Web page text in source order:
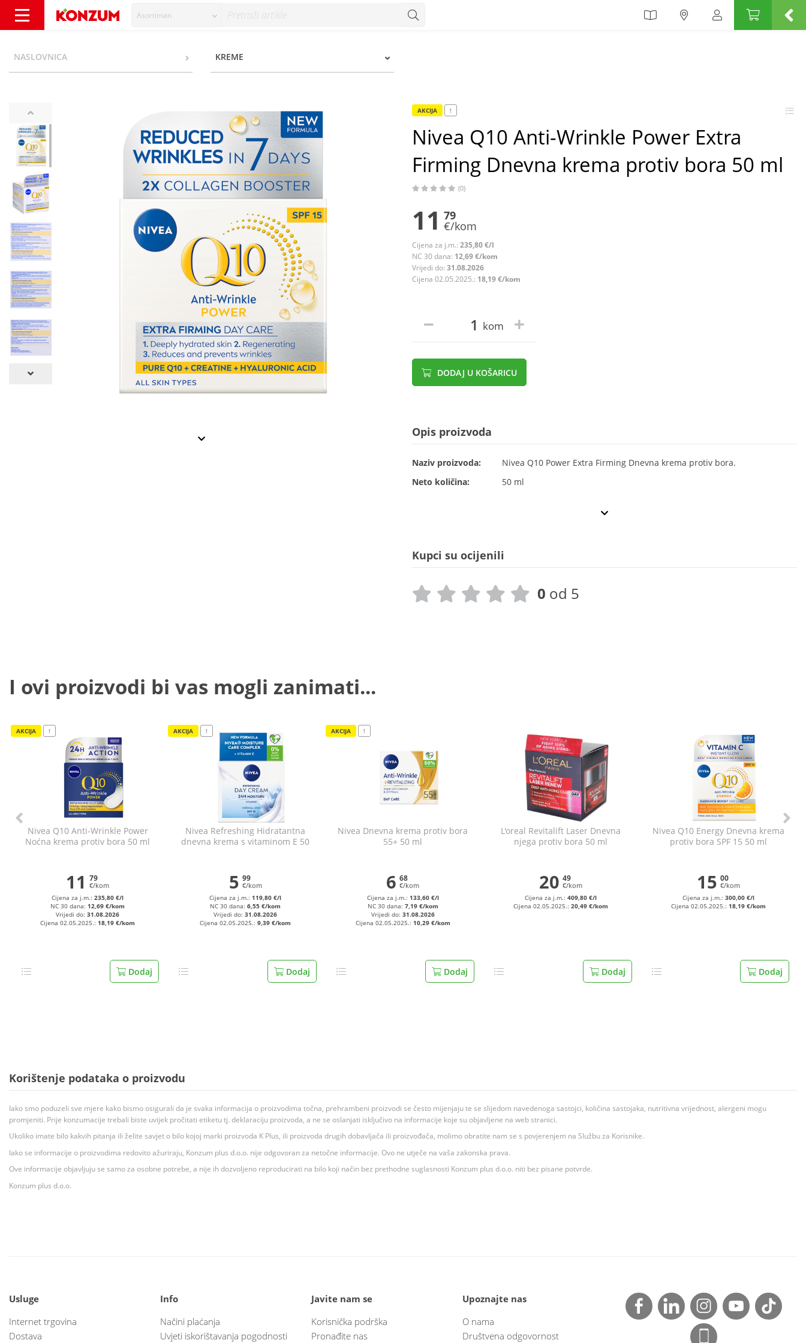
Asortiman
NASLOVNICA KREME
AKCIJA !
Nivea Q10 Anti-Wrinkle Power Extra
Firming Dnevna krema protiv bora 50 ml
(0)
11 79
€/kom
Cijena za j.m.: 235,80 €/l
NC 30 dana: 12,69 €/kom
Vrijedi do: 31.08.2026
Cijena 02.05.2025.: 18,19 €/kom
kom
DODAJ U KOŠARICU
Opis proizvoda
Naziv proizvoda:
Nivea Q10 Power Extra Firming Dnevna krema protiv bora.
Neto količina:
50 ml
Kupci su ocijenili
0 od 5
I ovi proizvodi bi vas mogli zanimati...
AKCIJA !
Nivea Q10 Anti-Wrinkle Power
Noćna krema protiv bora 50 ml
11 79
€/kom
Cijena za j.m.:235,80 €/l
NC 30 dana:12,69 €/kom
Vrijedi do:31.08.2026
Cijena 02.05.2025.:18,19 €/kom
Dodaj
AKCIJA !
Nivea Refreshing Hidratantna
dnevna krema s vitaminom E 50
5 99
€/kom
Cijena za j.m.:119,80 €/l
NC 30 dana:6,55 €/kom
Vrijedi do:31.08.2026
Cijena 02.05.2025.:9,39 €/kom
Dodaj
AKCIJA !
Nivea Dnevna krema protiv bora
55+ 50 ml
6 68
€/kom
Cijena za j.m.: 133,60 €/l
NC 30 dana: 7,19 €/kom
Vrijedi do: 31.08.2026
Cijena 02.05.2025.: 10,29 €/kom
Dodaj
L'oreal Revitalift Laser Dnevna
njega protiv bora 50 ml
20 49
€/kom
Cijena za j.m.: 409,80 €/l
Cijena 02.05.2025.: 20,49 €/kom
Dodaj
Nivea Q10 Energy Dnevna krema
protiv bora SPF 15 50 ml
15 00
€/kom
Cijena za j.m.: 300,00 €/l
Cijena 02.05.2025.: 18,19 €/kom
Dodaj
Korištenje podataka o proizvodu
Iako smo poduzeli sve mjere kako bismo osigurali da je svaka informacija o proizvodima točna, prehrambeni proizvodi se često mijenjaju te se slijedom navedenoga sastojci, količina sastojaka, nutritivna vrijednost, alergeni mogu
promjeniti. Prije konzumacije trebali biste uvijek pročitati etiketu tj. deklaraciju proizvoda, a ne se oslanjati isključivo na informacije koje su objavljene na web stranici.
Ukoliko imate bilo kakvih pitanja ili želite savjet o bilo kojoj marki proizvoda K Plus, ili proizvoda drugih dobavljača ili proizvođača, molimo obratite nam se s povjerenjem na Službu za Korisnike.
Iako se informacije o proizvodima redovito ažuriraju, Konzum plus d.o.o. nije odgovoran za netočne informacije. Ovo ne utječe na vaša zakonska prava.
Ove informacije objavljuju se samo za osobne potrebe, a nije ih dozvoljeno reproducirati na bilo koji način bez prethodne suglasnosti Konzum plus d.o.o. niti bez pisane potvrde.
Konzum plus d.o.o.
Usluge
Internet trgovina
Dostava
Info
Načini plaćanja
Uvjeti iskorištavanja pogodnosti
Javite nam se
Korisnička podrška
Pronađite nas
Upoznajte nas
O nama
Društvena odgovornost